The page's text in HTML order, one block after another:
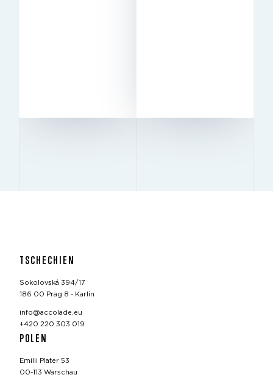
TSCHECHIEN
Sokolovská 394/17
186 00 Prag 8 - Karlín
info@accolade.eu
+420 220 303 019
POLEN
Emilii Plater 53
00-113 Warschau